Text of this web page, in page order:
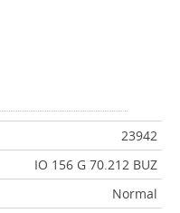
23942
IO 156 G 70.212 BUZ
Normal